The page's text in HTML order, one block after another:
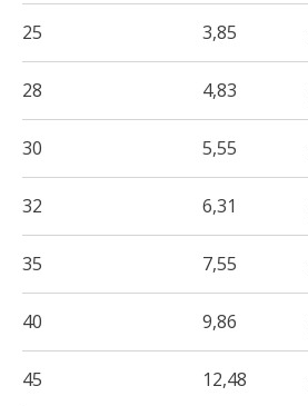
25 3,85
28 4,83
30 5,55
32 6,31
35 7,55
40 9,86
45 12,48